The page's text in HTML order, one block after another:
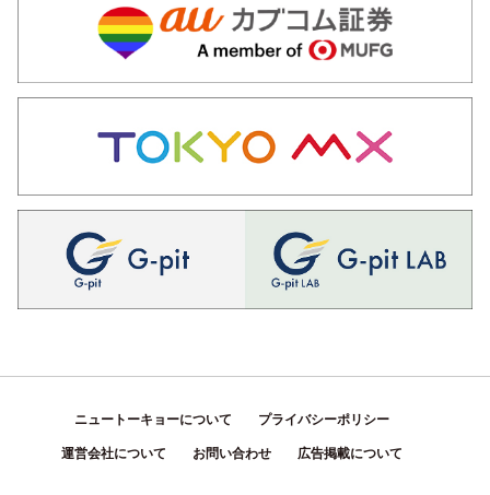
ニュートーキョーについて プライバシーポリシー
運営会社について お問い合わせ 広告掲載について